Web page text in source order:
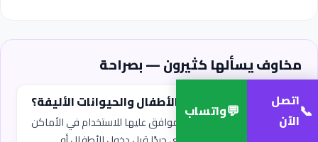
مخاوف يسألها كثيرون — بصراحة
هل التعقيم آمن على الأطفال والحيوانات الأليفة؟
نستخدم مواد معقمة آمنة موافق عليها للاستخدام في الأماكن 📞اتصل
الآن
💬واتساب